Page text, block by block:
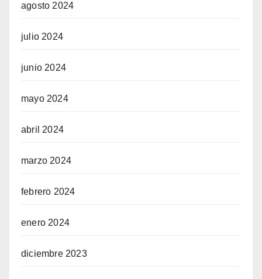
agosto 2024
julio 2024
junio 2024
mayo 2024
abril 2024
marzo 2024
febrero 2024
enero 2024
diciembre 2023